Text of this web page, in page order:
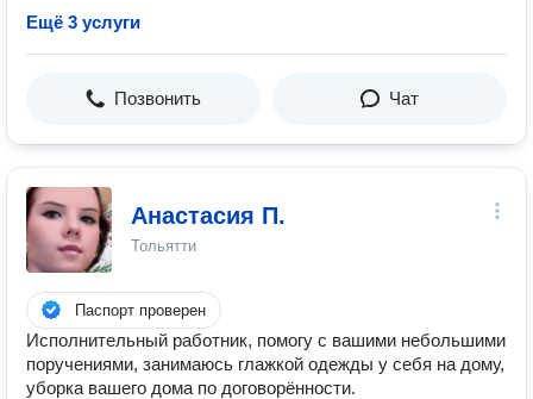
Ещё 3 услуги
Позвонить Чат
Анастасия П.
Тольятти
Паспорт проверен
Исполнительный работник, помогу с вашими небольшими
поручениями, занимаюсь глажкой одежды у себя на дому,
уборка вашего дома по договорённости.